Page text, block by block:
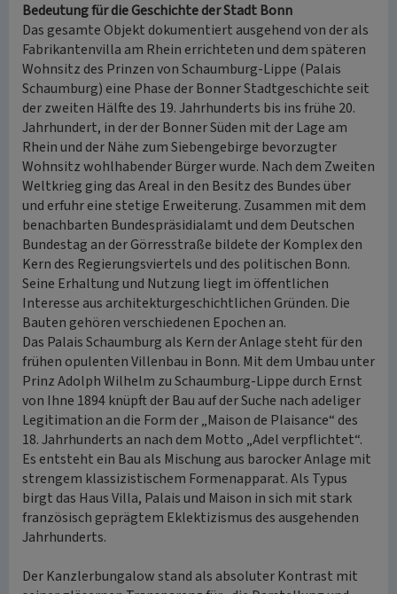
Bedeutung für die Geschichte der Stadt Bonn
Das gesamte Objekt dokumentiert ausgehend von der als
Fabrikantenvilla am Rhein errichteten und dem späteren
Wohnsitz des Prinzen von Schaumburg-Lippe (Palais
Schaumburg) eine Phase der Bonner Stadtgeschichte seit
der zweiten Hälfte des 19. Jahrhunderts bis ins frühe 20.
Jahrhundert, in der der Bonner Süden mit der Lage am
Rhein und der Nähe zum Siebengebirge bevorzugter
Wohnsitz wohlhabender Bürger wurde. Nach dem Zweiten
Weltkrieg ging das Areal in den Besitz des Bundes über
und erfuhr eine stetige Erweiterung. Zusammen mit dem
benachbarten Bundespräsidialamt und dem Deutschen
Bundestag an der Görresstraße bildete der Komplex den
Kern des Regierungsviertels und des politischen Bonn.
Seine Erhaltung und Nutzung liegt im öffentlichen
Interesse aus architekturgeschichtlichen Gründen. Die
Bauten gehören verschiedenen Epochen an.
Das Palais Schaumburg als Kern der Anlage steht für den
frühen opulenten Villenbau in Bonn. Mit dem Umbau unter
Prinz Adolph Wilhelm zu Schaumburg-Lippe durch Ernst
von Ihne 1894 knüpft der Bau auf der Suche nach adeliger
Legitimation an die Form der „Maison de Plaisance“ des
18. Jahrhunderts an nach dem Motto „Adel verpflichtet“.
Es entsteht ein Bau als Mischung aus barocker Anlage mit
strengem klassizistischem Formenapparat. Als Typus
birgt das Haus Villa, Palais und Maison in sich mit stark
französisch geprägtem Eklektizismus des ausgehenden
Jahrhunderts.
Der Kanzlerbungalow stand als absoluter Kontrast mit